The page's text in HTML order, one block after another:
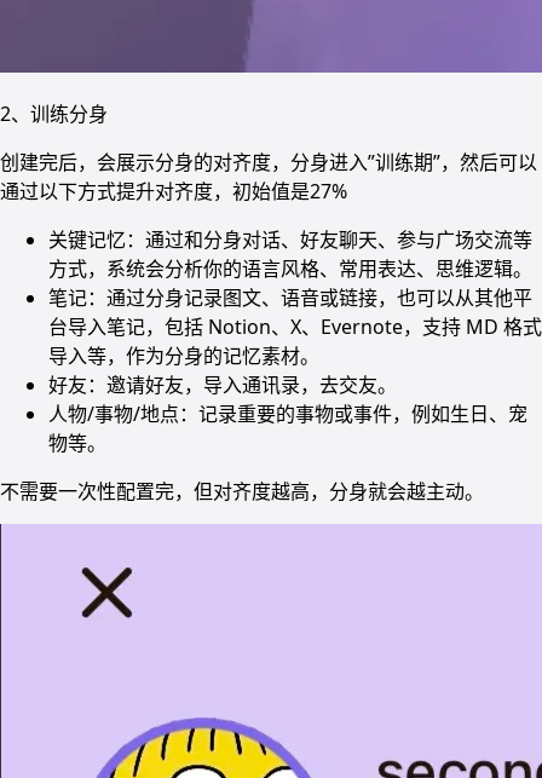
2、训练分身
创建完后，会展示分身的对齐度，分身进入”训练期”，然后可以
通过以下方式提升对齐度，初始值是27%
关键记忆：通过和分身对话、好友聊天、参与广场交流等
方式，系统会分析你的语言风格、常用表达、思维逻辑。
笔记：通过分身记录图文、语音或链接，也可以从其他平
台导入笔记，包括 Notion、X、Evernote，支持 MD 格式
导入等，作为分身的记忆素材。
好友：邀请好友，导入通讯录，去交友。
人物/事物/地点：记录重要的事物或事件，例如生日、宠
物等。
不需要一次性配置完，但对齐度越高，分身就会越主动。